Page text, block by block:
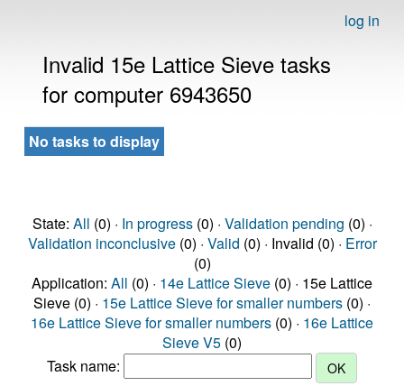
log in
Invalid 15e Lattice Sieve tasks
for computer 6943650
No tasks to display
State: All (0) · In progress(0) · Validation pending (0) ·
Validation inconclusive(0) · Valid (0) · Invalid (0) · Error
(0)
Application: All (0) · 14e Lattice Sieve (0) · 15e Lattice
Sieve (0) · 15e Lattice Sieve for smaller numbers (0) ·
16e Lattice Sieve for smaller numbers (0) · 16e Lattice
Sieve V5 (0)
Task name: